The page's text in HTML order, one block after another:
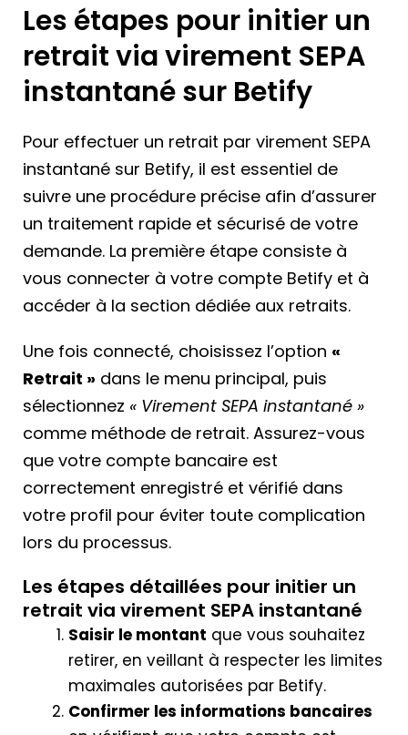
Les étapes pour initier un
retrait via virement SEPA
instantané sur Betify
Pour effectuer un retrait par virement SEPA
instantané sur Betify, il est essentiel de
suivre une procédure précise afin d’assurer
un traitement rapide et sécurisé de votre
demande. La première étape consiste à
vous connecter à votre compte Betify et à
accéder à la section dédiée aux retraits.
Une fois connecté, choisissez l’option «
Retrait » dans le menu principal, puis
sélectionnez « Virement SEPA instantané »
comme méthode de retrait. Assurez-vous
que votre compte bancaire est
correctement enregistré et vérifié dans
votre profil pour éviter toute complication
lors du processus.
Les étapes détaillées pour initier un
retrait via virement SEPA instantané
Saisir le montant que vous souhaitez
retirer, en veillant à respecter les limites
maximales autorisées par Betify.
Confirmer les informations bancaires